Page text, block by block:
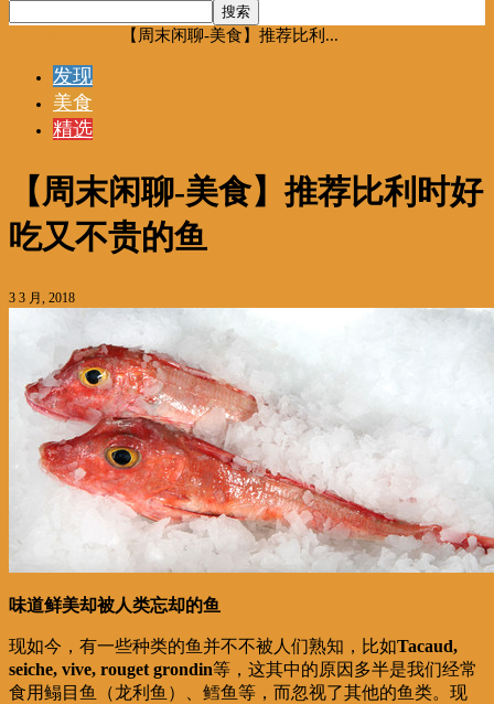
【周末闲聊-美食】推荐比利...
发现
美食
精选
【周末闲聊-美食】推荐比利时好
吃又不贵的鱼
3 3 月, 2018
味道鲜美却被人类忘却的鱼
现如今，有一些种类的鱼并不不被人们熟知，比如Tacaud,
seiche, vive, rouget grondin等，这其中的原因多半是我们经常
食用鳎目鱼（龙利鱼）、鳕鱼等，而忽视了其他的鱼类。现